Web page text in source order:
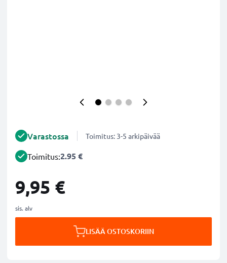
Varastossa Toimitus: 3-5 arkipäivää
Toimitus:2.95 €
9,95 €
sis. alv
LISÄÄ OSTOSKORIIN